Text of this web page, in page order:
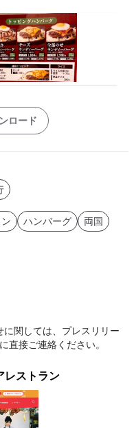
ロード
ハンバーグ
両国
関しては、プレスリリー
直接ご連絡ください。
レストラン